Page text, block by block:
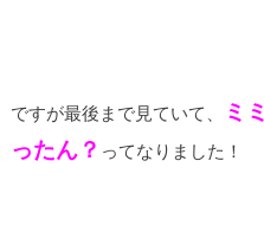
ですが最後まで見ていて、
ミ
ったん？ ってなりました！